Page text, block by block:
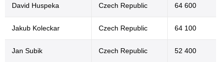
David Huspeka Czech Republic 64 600
Jakub Koleckar Czech Republic 64 100
Jan Subik Czech Republic 52 400